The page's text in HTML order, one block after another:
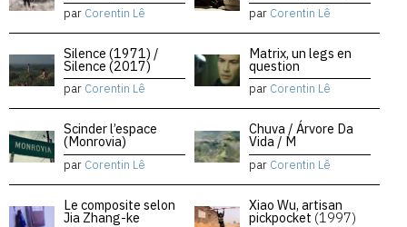
par Corentin Lê par Corentin Lê
Silence (1971) /
Silence (2017)
par Corentin Lê
Matrix, un legs en
question
par Corentin Lê
Scinder l’espace
(Monrovia)
par Corentin Lê
Chuva / Árvore Da
Vida / M
par Corentin Lê
Le composite selon
Jia Zhang-ke
Xiao Wu, artisan
pickpocket (1997)